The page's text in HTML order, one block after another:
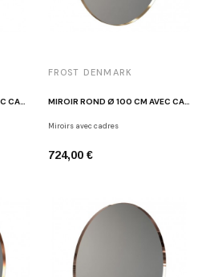
MIROIR ROND Ø 40 CM AVEC CADRE BLANC FROST U4134-W
FROST DENMARK
MIROIR ROND Ø 100 CM AVEC CADRE DORÉ BROSSÉ FROST U4131-BMG
Miroirs avec cadres
724,00 €